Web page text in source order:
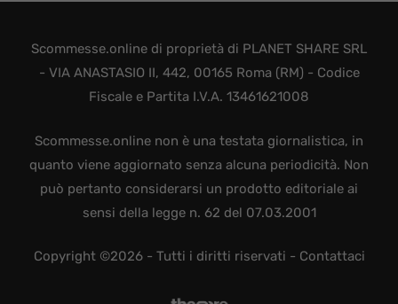
Scommesse.online di proprietà di PLANET SHARE SRL
- VIA ANASTASIO II, 442, 00165 Roma (RM) - Codice
Fiscale e Partita I.V.A. 13461621008
Scommesse.online non è una testata giornalistica, in
quanto viene aggiornato senza alcuna periodicità. Non
può pertanto considerarsi un prodotto editoriale ai
sensi della legge n. 62 del 07.03.2001
Copyright ©2026 - Tutti i diritti riservati - Contattaci